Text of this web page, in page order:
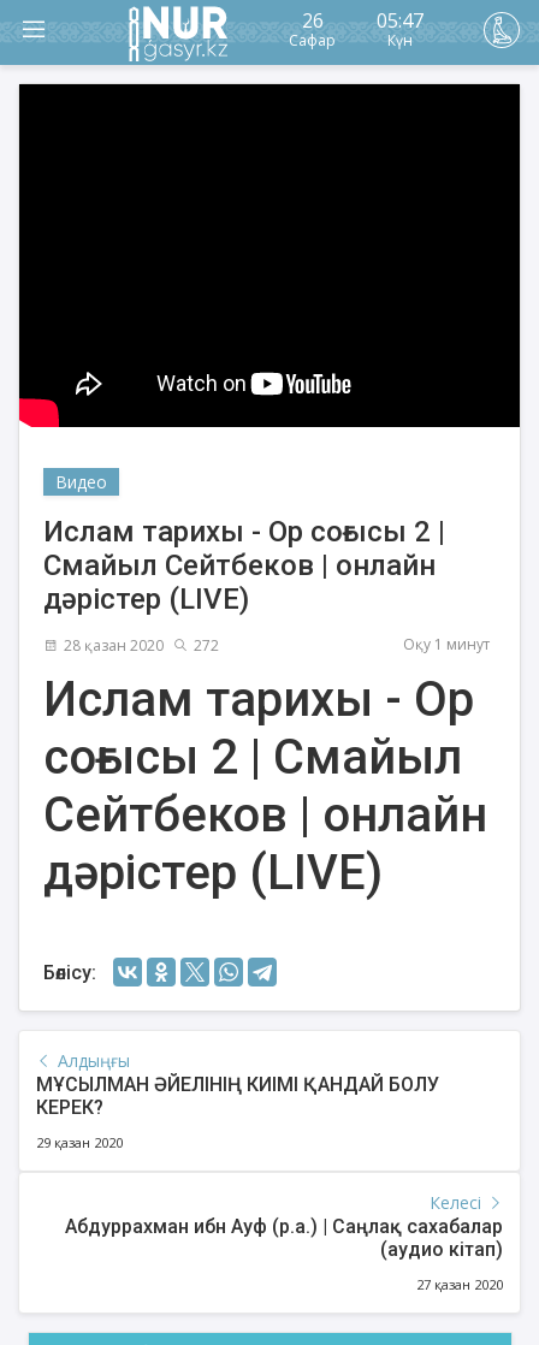
26
Сафар
05:47
Күн
Видео
Ислам тарихы - Ор соғысы 2 |
Смайыл Сейтбеков | онлайн
дәрістер (LIVE)
28 қазан 2020 272 Оқу 1 минут
Ислам тарихы - Ор
соғысы 2 | Смайыл
Сейтбеков | онлайн
дәрістер (LIVE)
Бөлісу:
Алдыңғы
МҰСЫЛМАН ӘЙЕЛІНІҢ КИІМІ ҚАНДАЙ БОЛУ
КЕРЕК?
29 қазан 2020
Келесі
Абдуррахман ибн Ауф (р.а.) | Саңлақ сахабалар
(аудио кітап)
27 қазан 2020